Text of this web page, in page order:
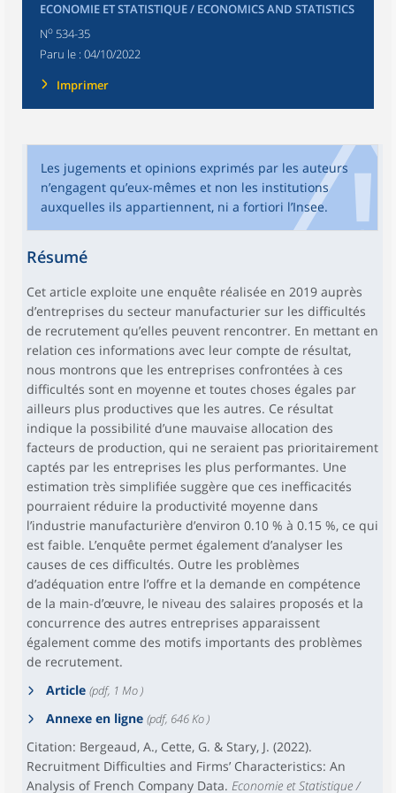
ECONOMIE ET STATISTIQUE / ECONOMICS AND STATISTICS
No 534-35
Paru le : 04/10/2022
Imprimer
Les jugements et opinions exprimés par les auteurs
n’engagent qu’eux-mêmes et non les institutions
auxquelles ils appartiennent, ni a fortiori l’Insee.
Résumé
Cet article exploite une enquête réalisée en 2019 auprès
d’entreprises du secteur manufacturier sur les difficultés
de recrutement qu’elles peuvent rencontrer. En mettant en
relation ces informations avec leur compte de résultat,
nous montrons que les entreprises confrontées à ces
difficultés sont en moyenne et toutes choses égales par
ailleurs plus productives que les autres. Ce résultat
indique la possibilité d’une mauvaise allocation des
facteurs de production, qui ne seraient pas prioritairement
captés par les entreprises les plus performantes. Une
estimation très simplifiée suggère que ces inefficacités
pourraient réduire la productivité moyenne dans
l’industrie manufacturière d’environ 0.10 % à 0.15 %, ce qui
est faible. L’enquête permet également d’analyser les
causes de ces difficultés. Outre les problèmes
d’adéquation entre l’offre et la demande en compétence
de la main-d’œuvre, le niveau des salaires proposés et la
concurrence des autres entreprises apparaissent
également comme des motifs importants des problèmes
de recrutement.
Article (pdf, 1 Mo )
Annexe en ligne (pdf, 646 Ko )
Citation: Bergeaud, A., Cette, G. & Stary, J. (2022).
Recruitment Difficulties and Firms’ Characteristics: An
Analysis of French Company Data. Economie et Statistique /